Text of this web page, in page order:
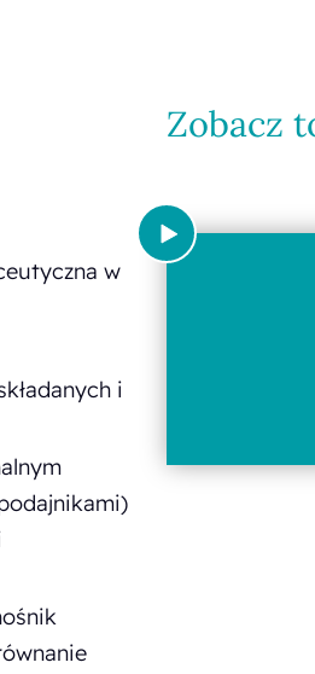
w
i
Zobacz